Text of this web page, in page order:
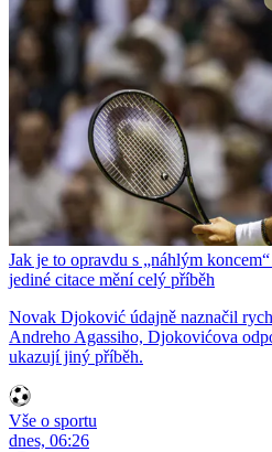
Jak je to opravdu s „náhlým
jediné citace mění celý příběh
Novak Djoković údajně naznačil
Andreho Agassiho, Djokovićova
ukazují jiný příběh.
Vše o sportu
dnes, 06:26